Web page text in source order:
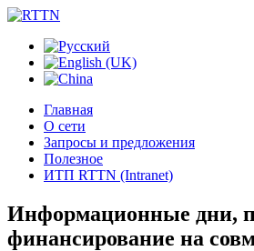
Главная
О сети
Запросы и предложения
Полезное
ИТП RTTN (Intranet)
Информационные дни,
финансирование на